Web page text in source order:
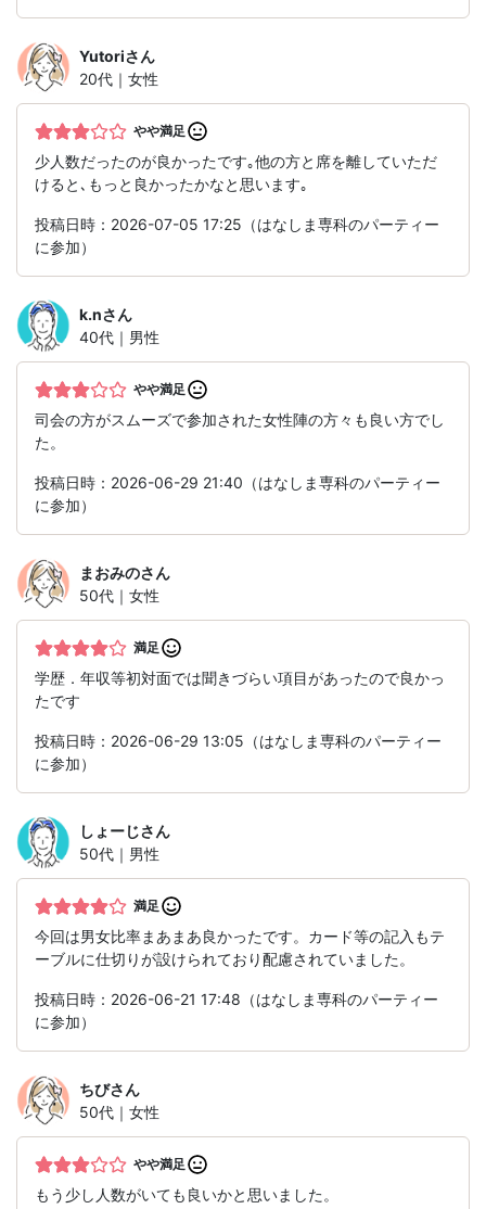
Yutoriさん
20代｜女性
やや満足
少人数だったのが良かったです｡他の方と席を離していただ
けると､もっと良かったかなと思います｡
投稿日時：2026-07-05 17:25（はなしま専科のパーティー
に参加）
k.nさん
40代｜男性
やや満足
司会の方がスムーズで参加された女性陣の方々も良い方でし
た。
投稿日時：2026-06-29 21:40（はなしま専科のパーティー
に参加）
まおみのさん
50代｜女性
満足
学歴．年収等初対面では聞きづらい項目があったので良かっ
たです
投稿日時：2026-06-29 13:05（はなしま専科のパーティー
に参加）
しょーじさん
50代｜男性
満足
今回は男女比率まあまあ良かったです。カード等の記入もテ
ーブルに仕切りが設けられており配慮されていました。
投稿日時：2026-06-21 17:48（はなしま専科のパーティー
に参加）
ちびさん
50代｜女性
やや満足
もう少し人数がいても良いかと思いました。